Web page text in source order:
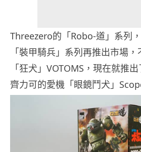
Threezero的「Robo-道」系列
「裝甲騎兵」系列再推出市場
「狂犬」VOTOMS，現在就推
齊力可的愛機「眼鏡鬥犬」